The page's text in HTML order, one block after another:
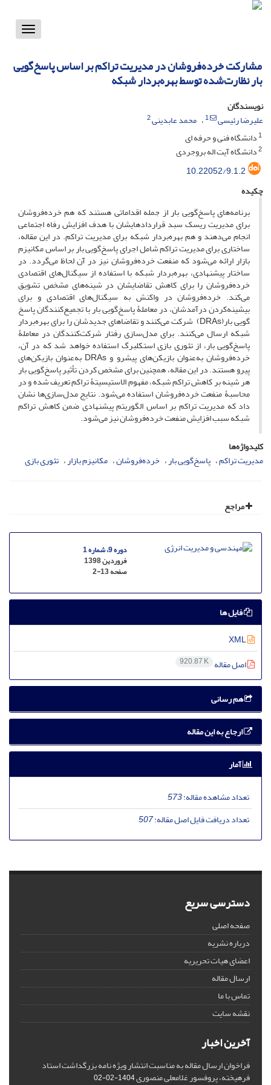
Toggle
مشارکت خرده‌فروشان در مدیریت تراکم بر اساس پاسخ‌گویی
بار نظارت‌شده توسط بهره‌بردار شبکه
نویسندگان
علیرضا رئیسی
1 محمد عابدینی2
1دانشگاه فنی و حرفه ای
2دانشگاه آیت اله بروجردی
10.22052/9.1.2
چکیده
برنامه‌های پاسخ‌گویی بار از جمله اقداماتی هستند که هم خرده‌فروشان
برای مدیریت ریسک سبد قراردادهایشان با هدف افزایش رفاه اجتماعی
انجام می‌دهند و هم بهره‌بردار شبکه برای مدیریت تراکم. در این مقاله،
ساختاری برای مدیریت تراکم شامل اجرای پاسخ‌گویی بار بر اساس مکانیزم
بازار ارائه می‌شود که منفعت خرده‌فروشان نیز در آن لحاظ می‌گردد. در
ساختار پیشنهادی، بهره‌بردار شبکه با استفاده از سیگنال‌های اقتصادی
خرده‌فروشان را برای کاهش تقاضایشان در شینه‌های مشخص تشویق
می‌کند. خرده‌فروشان در واکنش به سیگنال‌های اقتصادی و برای
بیشینه‌کردن درآمدشان، در معاملۀ پاسخ‌گویی بار با تجمیع‌کنندگان پاسخ
گویی بار(DRAs) شرکت می‌کنند و تقاضاهای جدیدشان را برای بهره‌بردار
شبکه ارسال می‌کنند. برای مدل‌سازی رفتار شرکت‌کنندگان در معاملۀ
پاسخ‌گویی بار، از تئوری بازی‌ استکلبرگ استفاده خواهد شد که در آن،
خرده‌فروشان به‌عنوان بازیکن‌های پیشرو و DRAs به‌عنوان بازیکن‌های
پیرو هستند. در این مقاله، همچنین برای مشخص کردن تأثیر پاسخ‌گویی بار
هر شینه بر کاهش تراکم شبکه، مفهوم الاستیسیتۀ تراکم تعریف ‌شده و در
محاسبۀ منفعت خرده‌فروشان استفاده می‌شود. نتایج مدل‌سازی‌ها نشان
داد که مدیریت تراکم بر اساس الگوریتم پیشنهادی ضمن کاهش تراکم
شبکه سبب افزایش منفعت خرده‌فروشان نیز می‌شود.
کلیدواژه‌ها
مدیریت تراکم پاسخ‌گویی بار خرده‌فروشان مکانیزم بازار تئوری بازی
مراجع
دوره 9، شماره 1
فروردین 1398
صفحه2-13
فایل ها
اصل مقاله 920.87 K
هم رسانی
ارجاع به این مقاله
آمار
تعداد مشاهده مقاله:573
تعداد دریافت فایل اصل مقاله:507
دسترسی سریع
صفحه اصلی
درباره نشریه
اعضای هیات تحریریه
ارسال مقاله
تماس با ما
نقشه سایت
آخرین اخبار
فراخوان ارسال مقاله به مناسبت انتشار ویژه نامه بزرگداشت استاد
فرهیخته، پروفسور غلامعلی منصوری1404-02-02